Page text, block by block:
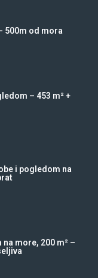
500m od mora
– 453 m² +
i pogledom na
more, 200 m² –